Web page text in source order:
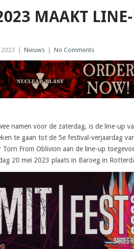
MAAKT
Nieuws No Comments
namen voor de zaterdag, is de line-up
te gaan tot de 5e festival-verjaardag
Torn From Oblivion aan de line-up
20 mei 2023 plaats in Baroeg in